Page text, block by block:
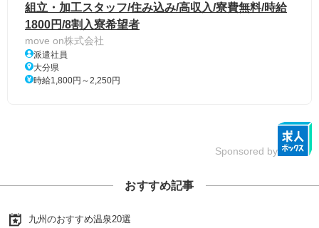
組立・加工スタッフ/住み込み/高収入/寮費無料/時給
1800円/8割入寮希望者
move on株式会社
派遣社員
大分県
時給1,800円～2,250円
Sponsored by
おすすめ記事
九州のおすすめ温泉20選